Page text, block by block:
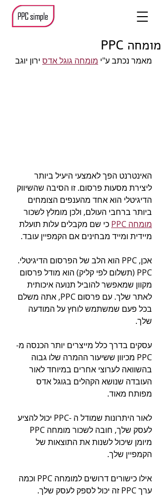
מומחה PPC
מאמר נכתב ע"י מומחה גוגל אדס ירון יוגב
האינטרנט הפך לאמצעי היעיל ביותר
ליצירת מסעות פרסום. זו הסיבה שהשיווק
הדיגיטלי הוא אחד מהענפים הצומחים
ביותר ברחבי העולם, ולכן מומלץ לשכור
מומחה PPC
כי שם מקבלים עלות תועלת
מיידית ומייד מבחינים אם הקמפיין עובד.
אכן, PPC הוא הלב של הפרסום הדיגיטלי.
PPC (תשלום לפי קליק) הוא מודל פרסום
מקוון שמאפשר להוביל תנועה איכותית
לאתר שלך. עם פרסום PPC, אתה משלם
בכל פעם שמשתמש לוחץ על המודעה
שלך.
עסקים בדרך כלל מייצרים יותר הכנסה מ-
PPC מכיוון ששיעור ההמרה שלו גבוה
בהשוואה לערוצי אחרים במיוחד לאור
העובדה שנושא הקהלים בגוגל אדס
מפותח מאוד.
לאור היתרונות שמודל ה -PPC יכול להציע
מיומן שיכול לשנות את התוצאות של
הקמפיין שלך.
אילו כישורים דרושים למומחה PPC וכמה
ערך PPC זה יכול לספק לעסק שלך.